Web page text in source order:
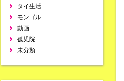
タイ生活
モンゴル
動画
孤児院
未分類